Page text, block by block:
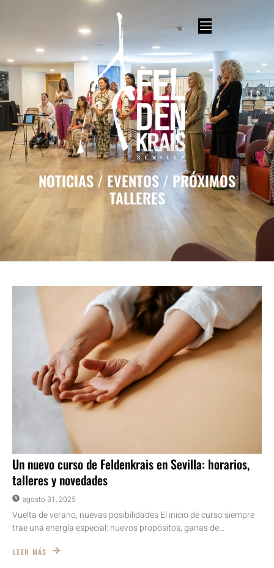
NOTICIAS / EVENTOS / PRÓXIMOS
TALLERES
Un nuevo curso de Feldenkrais en Sevilla: horarios,
talleres y novedades
agosto 31, 2025
Vuelta de verano, nuevas posibilidades El inicio de curso siempre
trae una energía especial: nuevos propósitos, ganas de...
LEER MÁS